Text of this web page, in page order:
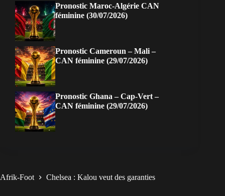
Pronostic Maroc-Algérie CAN
féminine (30/07/2026)
Pronostic Cameroun – Mali –
CAN féminine (29/07/2026)
Pronostic Ghana – Cap-Vert –
CAN féminine (29/07/2026)
Afrik-Foot Chelsea : Kalou veut des garanties